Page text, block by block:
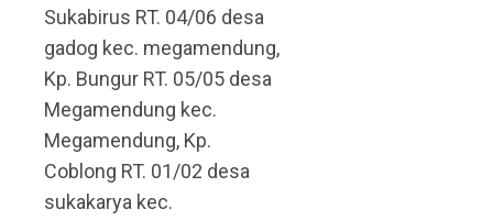
Sukabirus RT. 04/06 desa
gadog kec. megamendung,
Kp. Bungur RT. 05/05 desa
Megamendung kec.
Megamendung, Kp.
Coblong RT. 01/02 desa
sukakarya kec.